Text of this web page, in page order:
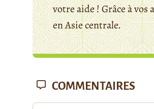
votre aide ! Grâce à
en Asie centrale.
COMMENTAIRES